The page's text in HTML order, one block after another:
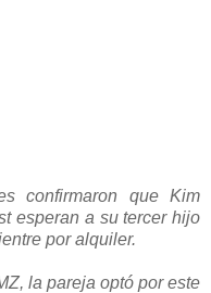
confirmaron que Kim
esperan a su tercer hijo
por alquiler.
la pareja optó por este